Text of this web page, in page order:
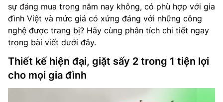
sự đáng mua trong năm nay không, có phù hợp với gia
đình Việt và mức giá có xứng đáng với những công
nghệ được trang bị? Hãy cùng phân tích chi tiết ngay
trong bài viết dưới đây.
Thiết kế hiện đại, giặt sấy 2 trong 1 tiện lợi
cho mọi gia đình